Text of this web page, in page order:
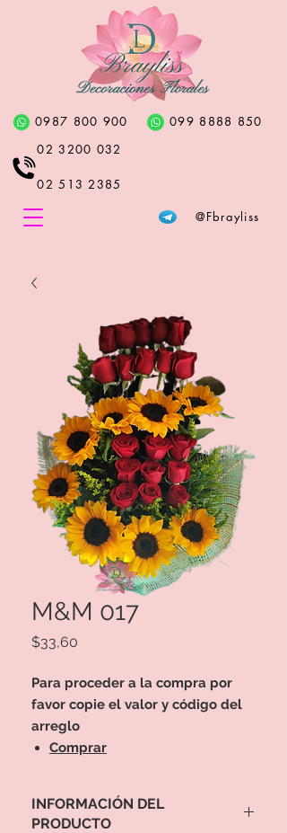
@Fbrayliss
0987 800 900
02 3200 032
02 513 2385
099 8888 850
M&M 017
$33,60
Para proceder a la compra por
favor copie el valor y código del
arreglo
Comprar
INFORMACIÓN DEL
PRODUCTO